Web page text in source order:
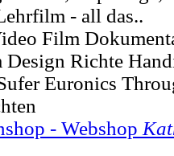
- all das..
Film
Design Richte
Euronics
- Webshop